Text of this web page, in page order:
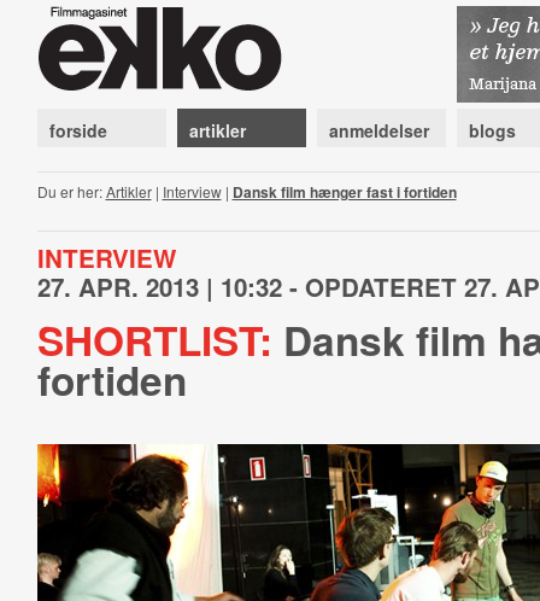
forside artikler anmeldelser blogs
Du er her:Artikler| Interview| Dansk film hænger fast i fortiden
INTERVIEW
27. APR. 2013 | 10:32 - OPDATERET 27.
SHORTLIST: Dansk film
fortiden